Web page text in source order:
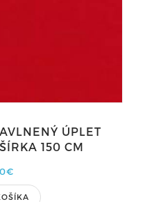
ÚPLET
150 CM